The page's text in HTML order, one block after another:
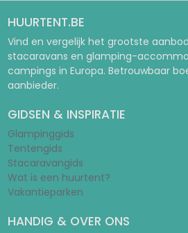
HUURTENT.BE
Vind en vergelijk het grootste
stacaravans en glamping-
campings in Europa. Betrouwbaar
aanbieder.
GIDSEN & INSPIRATIE
Glampinggids
Tentengids
Stacaravangids
Wat is een huurtent?
Vakantieparken
HANDIG & OVER ONS